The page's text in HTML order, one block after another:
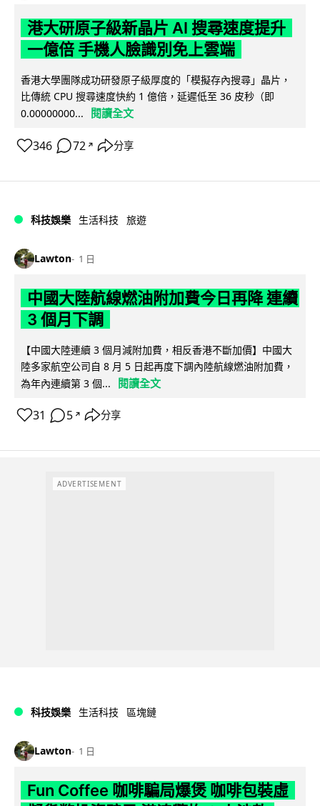
港大研原子級新晶片 AI 搜尋速度提升
一億倍 手機人臉識別免上雲端
香港大學團隊成功研發原子級厚度的「模擬存內搜尋」晶片，
比傳統 CPU 搜尋速度快約 1 億倍，延遲低至 36 皮秒（即
0.00000000...
閱讀全文
346 72 ↗ 分享
科技娛樂 生活科技 旅遊
Lawton 1 日
中國大陸航線燃油附加費今日再降 連續
3 個月下調
【中國大陸連續 3 個月減附加費，相反香港不斷加價】中國大
陸多家航空公司自 8 月 5 日起再度下調內陸航線燃油附加費，
為年內連續第 3 個...
閱讀全文
31 5 ↗ 分享
ADVERTISEMENT
科技娛樂 生活科技 區塊鏈
Lawton 1 日
Fun Coffee 咖啡騙局爆煲 咖啡包裝虛